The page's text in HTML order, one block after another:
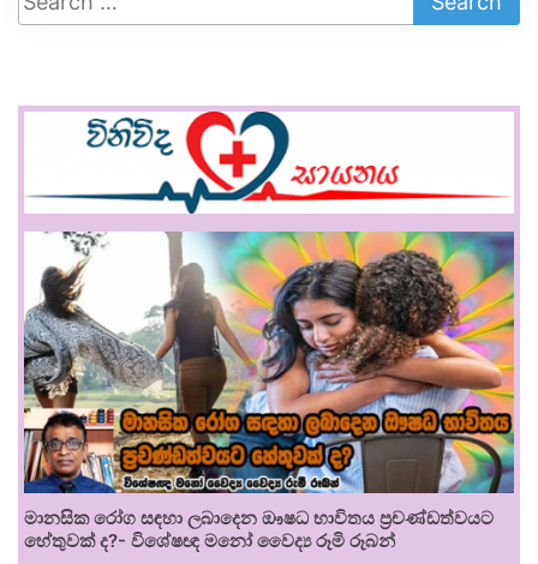
මානසික රෝග සඳහා ලබාදෙන ඖෂධ භාවිතය ප්‍රචණ්ඩත්වයට
හේතුවක් ද?- විශේෂඥ මනෝ වෛද්‍ය රූමි රූබන්